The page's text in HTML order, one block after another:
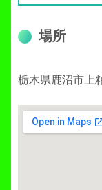
場所
栃木県鹿沼市上